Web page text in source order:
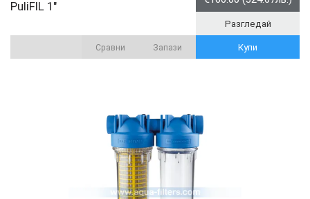
PuliFIL 1"
Разгледай
Купи
Запази
Сравни